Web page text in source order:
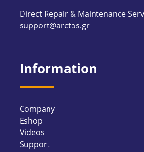
Direct Repair & Maintenance
support@arctos.gr
Information
Company
Eshop
Videos
Support